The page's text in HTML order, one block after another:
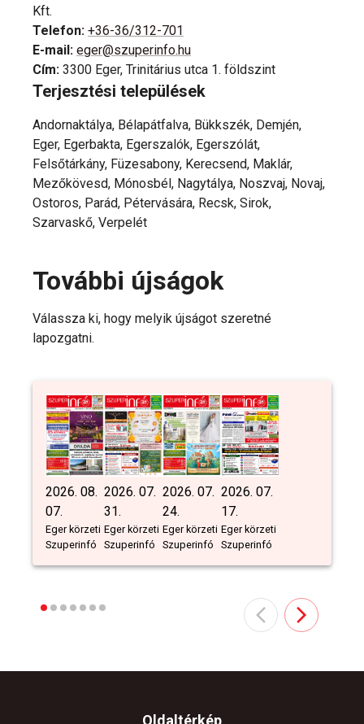
Kft.
Telefon: +36-36/312-701
E-mail: eger@szuperinfo.hu
Cím: 3300 Eger, Trinitárius utca 1. földszint
Terjesztési települések
Andornaktálya, Bélapátfalva, Bükkszék, Demjén,
Eger, Egerbakta, Egerszalók, Egerszólát,
Felsőtárkány, Füzesabony, Kerecsend, Maklár,
Mezőkövesd, Mónosbél, Nagytálya, Noszvaj, Novaj,
Ostoros, Parád, Pétervására, Recsk, Sirok,
Szarvaskő, Verpelét
További újságok
Válassza ki, hogy melyik újságot szeretné
lapozgatni.
2026. 08.
07.
Eger körzeti
Szuperinfó
2026. 07.
31.
Eger körzeti
Szuperinfó
2026. 07.
24.
Eger körzeti
Szuperinfó
2026. 07.
17.
Eger körzeti
Szuperinfó
Oldaltérkép